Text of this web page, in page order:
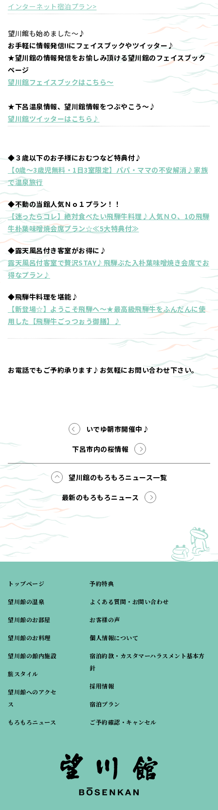
インターネット宿泊プラン>
望川館も始めました～♪
お手軽に情報発信!!にフェイスブックやツイッター♪
★望川館の情報発信をお愉しみ頂ける望川館のフェイスブック
ページ
望川館フェイスブックはこちら～
★下呂温泉情報、望川館情報をつぶやこう～♪
望川館ツイッターはこちら♪
◆３歳以下のお子様におむつなど特典付♪
【0歳～3歳児無料・1日3室限定】パパ・ママの不安解消♪家族
で温泉旅行
◆不動の当館人気Ｎｏ１プラン！！
【迷ったらコレ】絶対食べたい飛騨牛料理♪人気ＮＯ、1の飛騨
牛朴葉味噌焼会席プラン☆≪5大特典付≫
◆露天風呂付き客室がお得に♪
露天風呂付客室で贅沢STAY♪飛騨ぶた入朴葉味噌焼き会席でお
得なプラン♪
◆飛騨牛料理を堪能♪
【新登場☆】ようこそ飛騨へ～★最高級飛騨牛をふんだんに使
用した【飛騨牛ごっつぉう御膳】♪
お電話でもご予約承ります♪お気軽にお問い合わせ下さい。
いでゆ朝市開催中♪
下呂市内の桜情報
望川館のもろもろニュース一覧
最新のもろもろニュース
トップページ
望川館の温泉
望川館のお部屋
望川館のお料理
望川館の館内施設
旅スタイル
望川館へのアクセ
ス
もろもろニュース
予約特典
よくある質問・お問い合わせ
お客様の声
個人情報について
宿泊約款・カスタマーハラスメント基本方
針
採用情報
宿泊プラン
ご予約確認・キャンセル